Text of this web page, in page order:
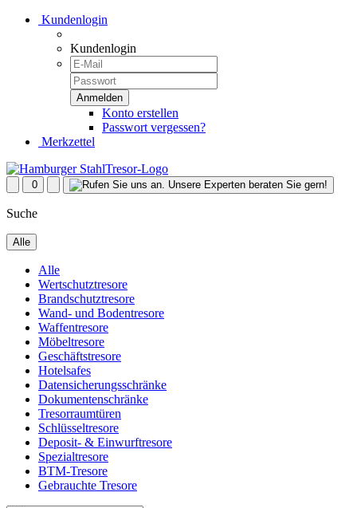
Kundenlogin
Kundenlogin
Konto erstellen
Passwort vergessen?
Merkzettel
0
Suche
Alle
Alle
Wertschutztresore
Brandschutztresore
Wand- und Bodentresore
Waffentresore
Möbeltresore
Geschäftstresore
Hotelsafes
Datensicherungsschränke
Dokumentenschränke
Tresorraumtüren
Schlüsseltresore
Deposit- & Einwurftresore
Spezialtresore
BTM-Tresore
Gebrauchte Tresore